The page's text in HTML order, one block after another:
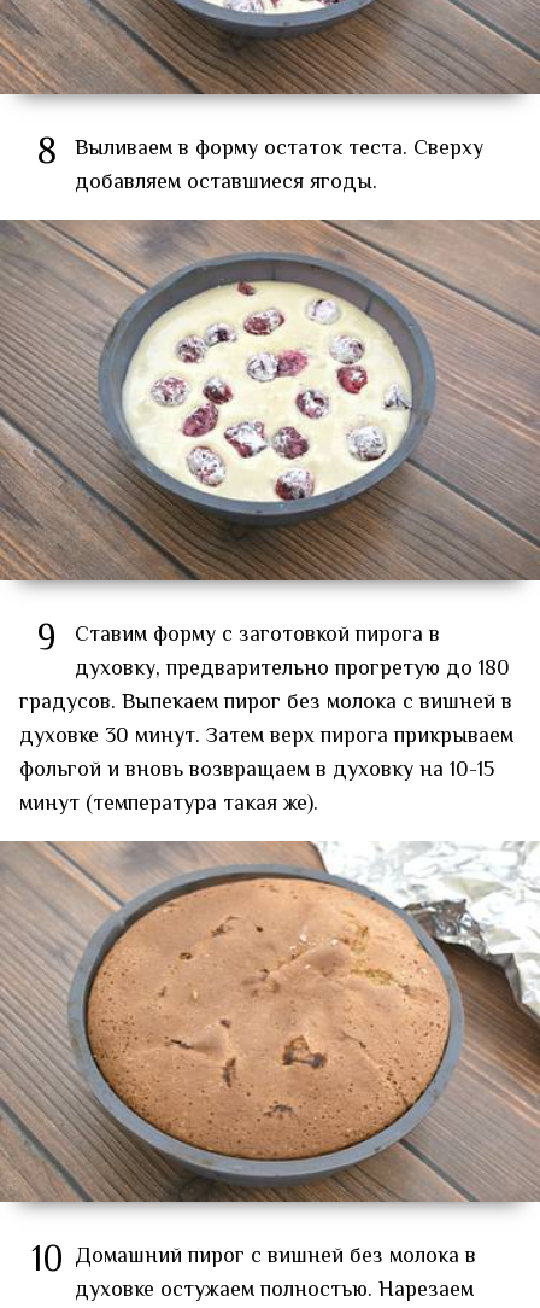
8 Выливаем в форму остаток теста. Сверху
добавляем оставшиеся ягоды.
9
Ставим форму с заготовкой пирога в
духовку, предварительно прогретую до 180
градусов. Выпекаем пирог без молока с вишней в
духовке 30 минут. Затем верх пирога прикрываем
фольгой и вновь возвращаем в духовку на 10-15
минут (температура такая же).
10 Домашний пирог с вишней без молока в
духовке остужаем полностью. Нарезаем